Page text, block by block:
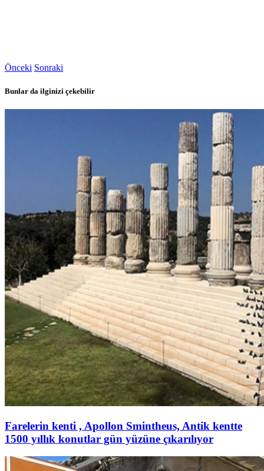
Önceki Sonraki
Bunlar da ilginizi çekebilir
Farelerin kenti , Apollon Smintheus, Antik kentte
1500 yıllık konutlar gün yüzüne çıkarılıyor